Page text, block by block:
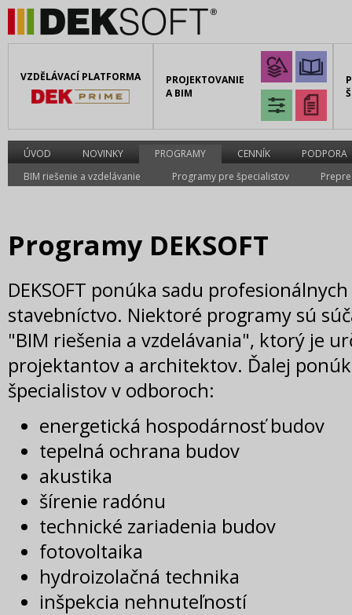
VZDĚLÁVACÍ PLATFORMA
PROJEKTOVANIE
A BIM
ÚVOD NOVINKY PROGRAMY CENNÍK
PODPORA
BIM riešenie a vzdelávanie
Programy pre špecialistov
Programy DEKSOFT
DEKSOFT ponúka sadu
stavebníctvo. Niektoré programy sú
"BIM riešenia a vzdelávania", ktorý je
projektantov a architektov. Ďalej
špecialistov v odboroch:
energetická hospodárnosť budov
tepelná ochrana budov
akustika
šírenie radónu
technické zariadenia budov
fotovoltaika
hydroizolačná technika
inšpekcia nehnuteľností